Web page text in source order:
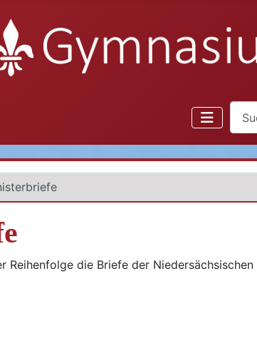
Reihenfolge die Briefe der